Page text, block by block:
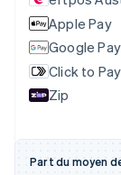
Apple Pay
Google Pay
Click to Pay
Zip
Part du moyen
English
Danemark
English
Émirats
English
Espagne
Estonie
English